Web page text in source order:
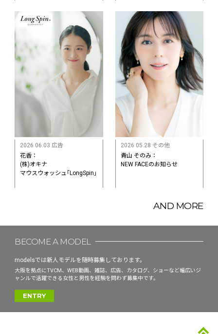
2026 06.03 広告
花香：
(株)オキナ
マウスウォッシュ｢LongSpin｣
2026 05.28 その他
青山 そのみ：
NEW FACEのお知らせ
AND MORE
BECOME A MODEL
modelsでは新人モデルを随時募集しております。
大阪を拠点にTVCM、WEB動画、雑誌、広告、カタログ、ショーなど幅広いジ
ャンルで活躍できる女性と男性を経験を問わず募集中です。
ENTRY